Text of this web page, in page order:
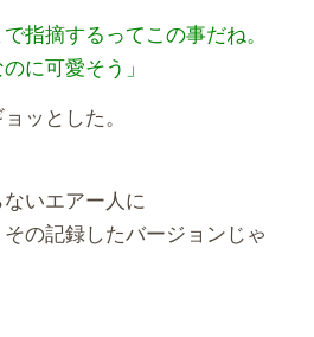
指摘するってこの事だね。
に可愛そう」
ッとした。
いエアー人に
の記録したバージョンじゃ